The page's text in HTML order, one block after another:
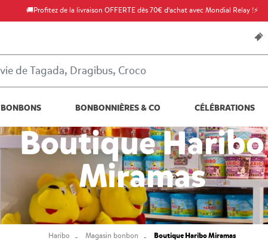
🚚Profitez de la livraison OFFERTE dès 70€ d'achat avec Mondial Relay !⚡
BONBONS BONBONNIÈRES & CO CÉLÉBRATIONS
Boutique Haribo
Miramas
Haribo Magasin bonbon Boutique Haribo Miramas